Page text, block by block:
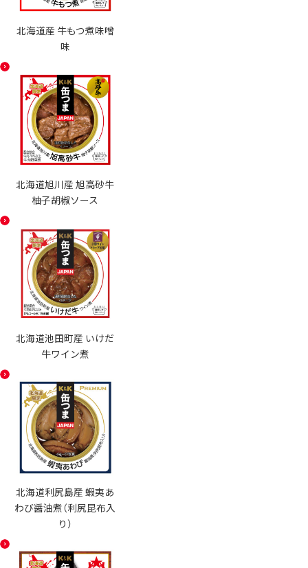
北海道産 牛もつ煮味噌
味
北海道旭川産 旭高砂牛
柚子胡椒ソース
北海道池田町産 いけだ
牛ワイン煮
北海道利尻島産 蝦夷あ
わび醤油煮（利尻昆布入
り）